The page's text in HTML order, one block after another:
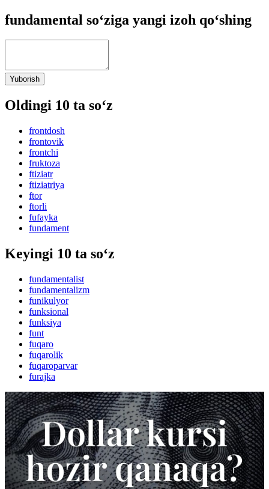
fundamental so‘ziga yangi izoh qo‘shing
Yuborish
Oldingi 10 ta so‘z
frontdosh
frontovik
frontchi
fruktoza
ftiziatr
ftiziatriya
ftor
ftorli
fufayka
fundament
Keyingi 10 ta so‘z
fundamentalist
fundamentalizm
funikulyor
funksional
funksiya
funt
fuqaro
fuqarolik
fuqaroparvar
furajka